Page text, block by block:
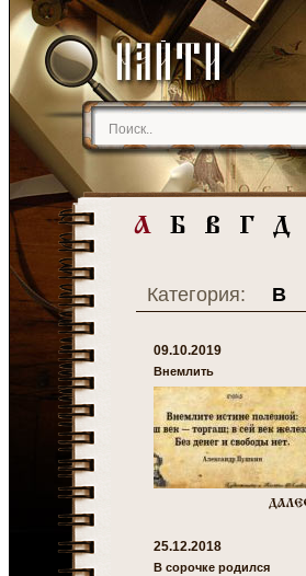
Категория: В
09.10.2019
Внемлить
25.12.2018
В сорочке родился